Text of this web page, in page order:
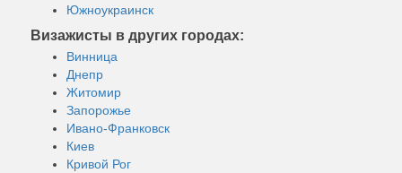
Южноукраинск
Визажисты в других городах:
Винница
Днепр
Житомир
Запорожье
Ивано-Франковск
Киев
Кривой Рог